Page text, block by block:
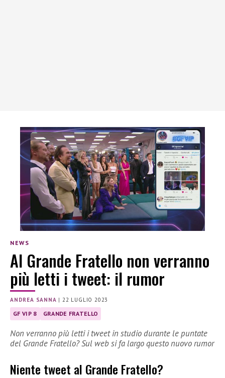
NEWS
Al Grande Fratello non verranno
più letti i tweet: il rumor
ANDREA SANNA | 22 LUGLIO 2023
GF VIP 8 GRANDE FRATELLO
Non verranno più letti i tweet in studio durante le puntate
del Grande Fratello? Sul web si fa largo questo nuovo rumor
Niente tweet al Grande Fratello?